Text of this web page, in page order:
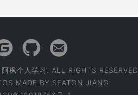
枫个人学习. ALL RIGHTS RESERVED.
MADE BY SEATON JIANG